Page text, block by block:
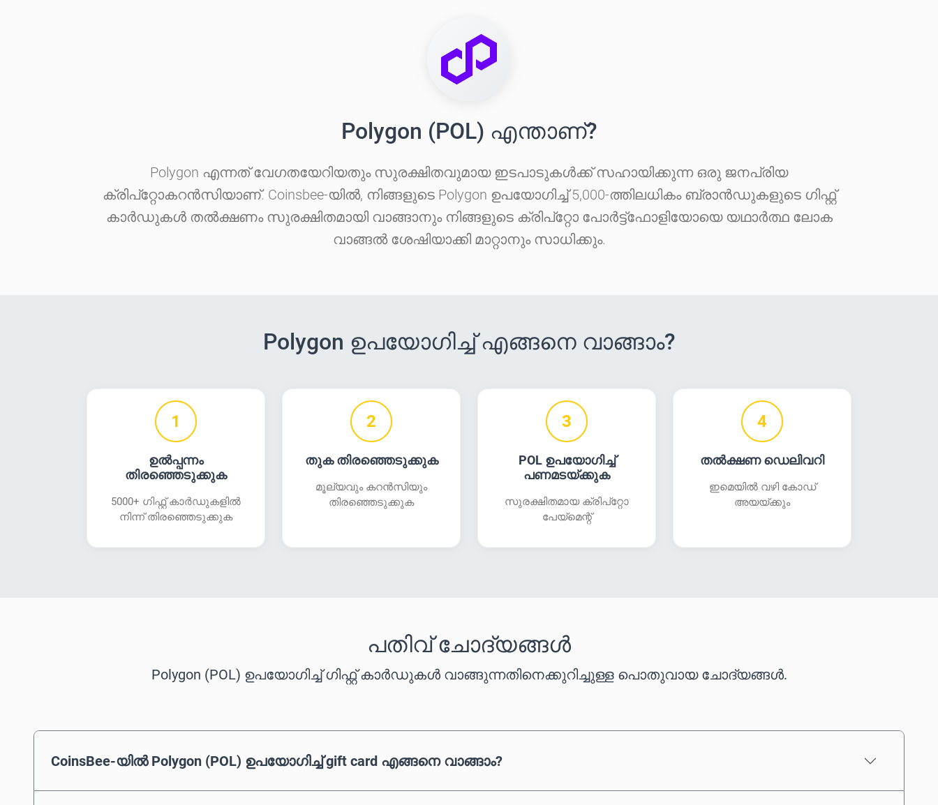
Polygon (POL) എന്താണ്?
Polygon എന്നത് വേഗതയേറിയതും സുരക്ഷിതവുമായ ഇടപാടുകൾക്ക് സഹായിക്കുന്ന ഒരു ജനപ്രിയ
ക്രിപ്‌റ്റോകറൻസിയാണ്. Coinsbee-യിൽ, നിങ്ങളുടെ Polygon ഉപയോഗിച്ച് 5,000-ത്തിലധികം ബ്രാൻഡുകളുടെ ഗിഫ്റ്റ്
കാർഡുകൾ തൽക്ഷണം സുരക്ഷിതമായി വാങ്ങാനും നിങ്ങളുടെ ക്രിപ്‌റ്റോ പോർട്ട്‌ഫോളിയോയെ യഥാർത്ഥ ലോക
വാങ്ങൽ ശേഷിയാക്കി മാറ്റാനും സാധിക്കും.
Polygon ഉപയോഗിച്ച് എങ്ങനെ വാങ്ങാം?
1
ഉൽപ്പന്നം
തിരഞ്ഞെടുക്കുക
5000+ ഗിഫ്റ്റ് കാർഡുകളിൽ
നിന്ന് തിരഞ്ഞെടുക്കുക
2
തുക തിരഞ്ഞെടുക്കുക
മൂല്യവും കറൻസിയും
തിരഞ്ഞെടുക്കുക
3
POL ഉപയോഗിച്ച്
പണമടയ്ക്കുക
സുരക്ഷിതമായ ക്രിപ്‌റ്റോ
പേയ്‌മെന്റ്
4
തൽക്ഷണ ഡെലിവറി
ഇമെയിൽ വഴി കോഡ്
അയയ്ക്കും
പതിവ് ചോദ്യങ്ങൾ
Polygon (POL) ഉപയോഗിച്ച് ഗിഫ്റ്റ് കാർഡുകൾ വാങ്ങുന്നതിനെക്കുറിച്ചുള്ള പൊതുവായ ചോദ്യങ്ങൾ.
CoinsBee-യിൽ Polygon (POL) ഉപയോഗിച്ച് gift card എങ്ങനെ വാങ്ങാം?